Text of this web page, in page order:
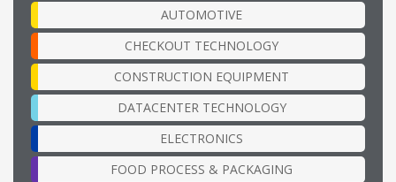
AUTOMOTIVE
CHECKOUT TECHNOLOGY
CONSTRUCTION EQUIPMENT
DATACENTER TECHNOLOGY
ELECTRONICS
FOOD PROCESS & PACKAGING